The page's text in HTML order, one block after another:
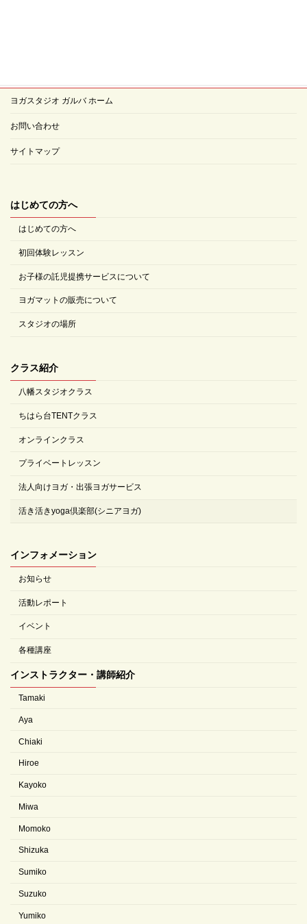
ヨガスタジオ ガルバ ホーム
お問い合わせ
サイトマップ
はじめての方へ
はじめての方へ
初回体験レッスン
お子様の託児提携サービスについて
ヨガマットの販売について
スタジオの場所
クラス紹介
八幡スタジオクラス
ちはら台TENTクラス
オンラインクラス
プライベートレッスン
法人向けヨガ・出張ヨガサービス
活き活きyoga倶楽部(シニアヨガ)
インフォメーション
お知らせ
活動レポート
イベント
各種講座
インストラクター・講師紹介
Tamaki
Aya
Chiaki
Hiroe
Kayoko
Miwa
Momoko
Shizuka
Sumiko
Suzuko
Yumiko